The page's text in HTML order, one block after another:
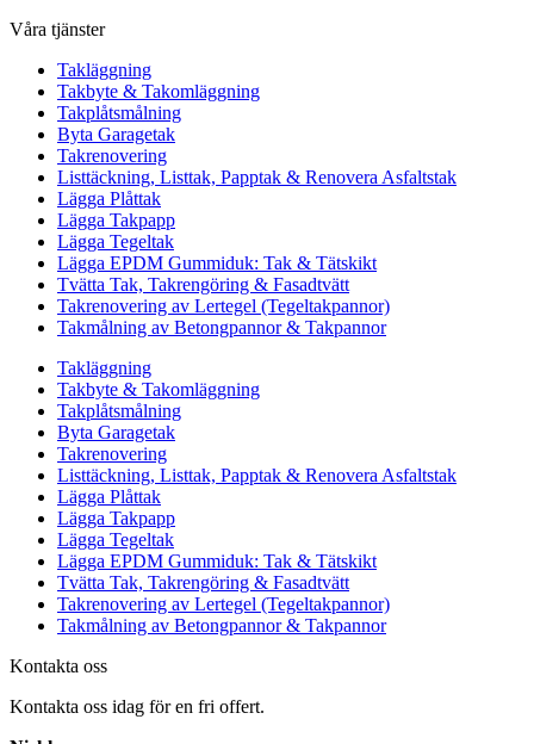
Våra tjänster
Takläggning
Takbyte & Takomläggning
Takplåtsmålning
Byta Garagetak
Takrenovering
Listtäckning, Listtak, Papptak & Renovera Asfaltstak
Lägga Plåttak
Lägga Takpapp
Lägga Tegeltak
Lägga EPDM Gummiduk: Tak & Tätskikt
Tvätta Tak, Takrengöring & Fasadtvätt
Takrenovering av Lertegel (Tegeltakpannor)
Takmålning av Betongpannor & Takpannor
Takläggning
Takbyte & Takomläggning
Takplåtsmålning
Byta Garagetak
Takrenovering
Listtäckning, Listtak, Papptak & Renovera Asfaltstak
Lägga Plåttak
Lägga Takpapp
Lägga Tegeltak
Lägga EPDM Gummiduk: Tak & Tätskikt
Tvätta Tak, Takrengöring & Fasadtvätt
Takrenovering av Lertegel (Tegeltakpannor)
Takmålning av Betongpannor & Takpannor
Kontakta oss
Kontakta oss idag för en fri offert.